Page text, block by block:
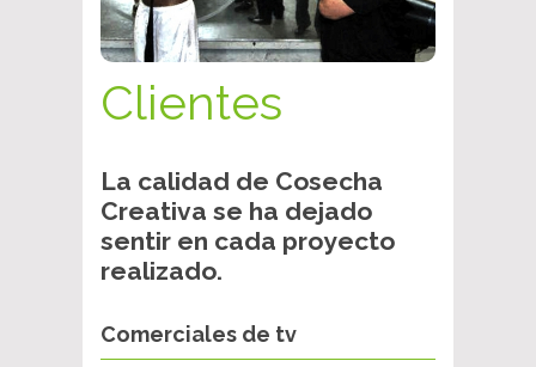
Clientes
La calidad de Cosecha
Creativa se ha dejado
sentir en cada proyecto
realizado.
Comerciales de tv